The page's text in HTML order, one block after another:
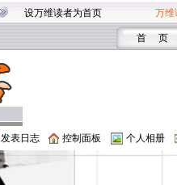
设万维读者为首页 万维
首 页
发表日志 控制面板 个人相册